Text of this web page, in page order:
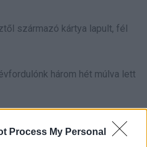
Process My Personal
származó kártya lapult, fél
három hét múlva lett
őt a régi kék pulóverében a
magát, miközben